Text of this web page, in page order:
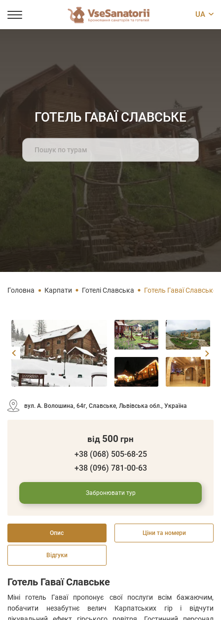
UA
ГОТЕЛЬ ГАВАЇ СЛАВСЬКЕ
Search
Головна Карпати Готелі Славська Готель Гаваї Славське
Опис Ціни та номери
Відгуки
Готель Гаваї Славське
Міні готель Гаваї пропонує свої послуги всім бажаючим,
побачити незабутнє велич Карпатських гір і відчути
вул. А. Волошина, 64г, Славське, Львівська обл., Україна
від 500 грн
+38 (068) 505-68-25
+38 (096) 781-00-63
Забронювати тур